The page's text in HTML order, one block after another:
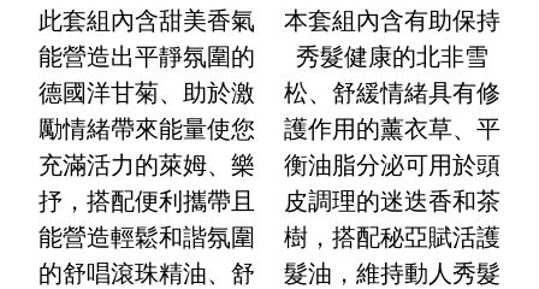
此套組內含甜美香氣
能營造出平靜氛圍的
德國洋甘菊、助於激
勵情緒帶來能量使您
充滿活力的萊姆、樂
抒，搭配便利攜帶且
能營造輕鬆和諧氛圍
的舒唱滾珠精油、舒
本套組內含有助保持
秀髮健康的北非雪
松、舒緩情緒具有修
護作用的薰衣草、平
衡油脂分泌可用於頭
皮調理的迷迭香和茶
樹，搭配秘亞賦活護
髮油，維持動人秀髮